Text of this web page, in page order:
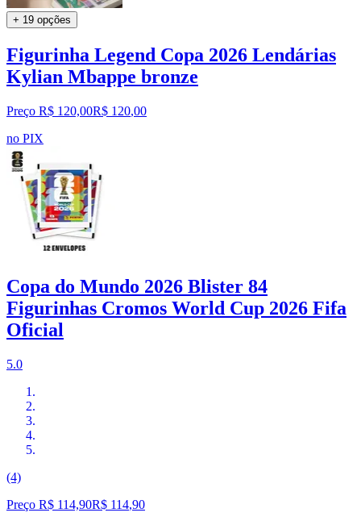
+ 19 opções
Figurinha Legend Copa 2026 Lendárias
Kylian Mbappe bronze
Preço R$ 120,00R$ 120,00
no PIX
Copa do Mundo 2026 Blister 84
Figurinhas Cromos World Cup 2026 Fifa
Oficial
5.0
(4)
Preço R$ 114,90R$ 114,90